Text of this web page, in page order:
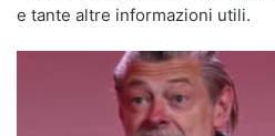
e tante altre informazioni utili.